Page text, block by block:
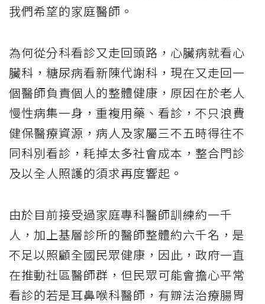
我們希望的家庭醫師。
為何從分科看診又走回頭路，心臟病就看心
臟科，糖尿病看新陳代謝科，現在又走回一
個醫師負責個人的整體健康，原因在於老人
慢性病集一身，重複用藥、看診，不只浪費
健保醫療資源，病人及家屬三不五時得往不
同科別看診，耗掉太多社會成本，整合門診
及以全人照護的須求再度響起。
由於目前接受過家庭專科醫師訓練約一千
人，加上基層診所的醫師整體約六千名，是
不足以照顧全國民眾健康，因此，政府一直
在推動社區醫師群，但民眾可能會擔心平常
看診的若是耳鼻喉科醫師，有辧法治療腸胃